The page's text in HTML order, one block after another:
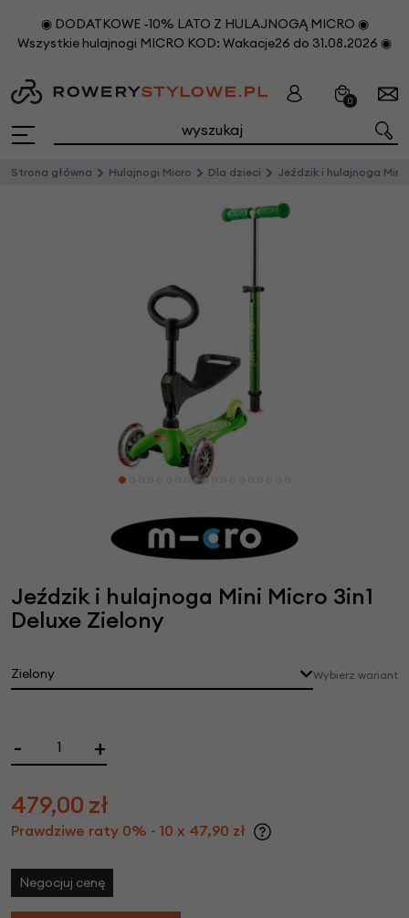
◉ DODATKOWE -10% LATO Z HULAJNOGĄ MICRO ◉
Wszystkie hulajnogi MICRO KOD: Wakacje26 do 31.08.2026 ◉
0
Strona główna Hulajnogi Micro Dla dzieci Jeździk i hulajnoga Mini Micro 3in1 Deluxe Zielony
Jeździk i hulajnoga Mini Micro 3in1
Deluxe Zielony
Zielony Wybierz wariant
- +
479,00 zł
Prawdziwe raty 0% - 10 x 47,90 zł
Negocjuj cenę